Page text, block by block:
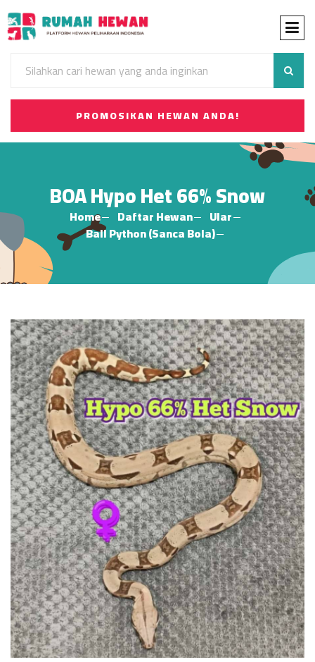
PROMOSIKAN HEWAN ANDA!
BOA Hypo Het 66% Snow
Home Daftar Hewan
Ular
Ball Python (Sanca Bola)